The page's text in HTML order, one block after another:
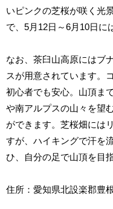
いピンクの芝桜が咲く光
で、5月12日～6月10日に
なお、茶臼山高原にはブ
スが用意されています。
初心者でも安心。山頂ま
や南アルプスの山々を望
ができます。芝桜畑には
すが、ハイキングで汗を
ひ、自分の足で山頂を目
住所：愛知県北設楽郡豊